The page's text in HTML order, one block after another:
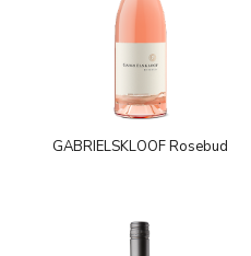
GABRIELSKLOOF Rosebud